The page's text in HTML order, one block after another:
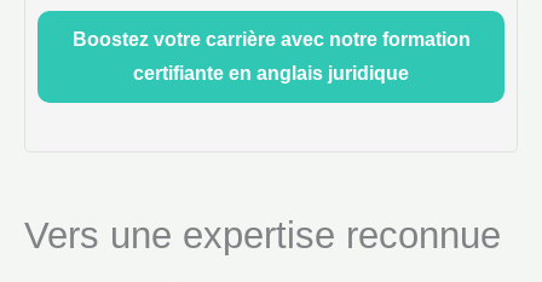
Boostez votre carrière avec notre formation
certifiante en anglais juridique
Vers une expertise reconnue